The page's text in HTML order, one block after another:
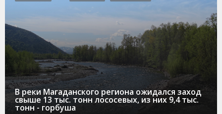
В реки Магаданского региона ожидался заход
свыше 13 тыс. тонн лососевых, из них 9,4 тыс.
тонн - горбуша